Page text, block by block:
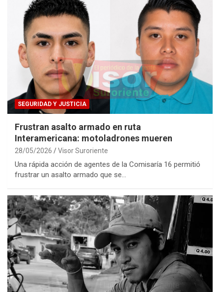
SEGURIDAD Y JUSTICIA
Frustran asalto armado en ruta
Interamericana: motoladrones mueren
28/05/2026 Visor Suroriente
Una rápida acción de agentes de la Comisaría 16 permitió
frustrar un asalto armado que se…